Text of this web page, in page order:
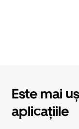
Este mai
aplicațiile